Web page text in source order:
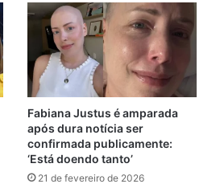
Fabiana Justus é amparada
após dura notícia ser
confirmada publicamente:
‘Está doendo tanto’
21 de fevereiro de 2026